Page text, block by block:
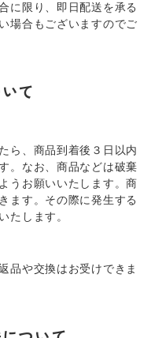
に限り、即日配送を承る
場合もございますのでご
て
ら、商品到着後３日以内
。なお、商品などは破棄
うお願いいたします。商
ます。その際に発生する
たします。
品や交換はお受けできま